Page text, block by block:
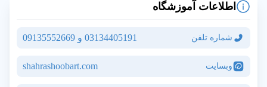
اطلاعات آموزشگاه
شماره تلفن 03134405191 و 09135552669
وبسایت shahrashoobart.com